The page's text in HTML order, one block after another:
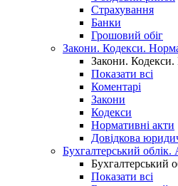
Страхування
Банки
Грошовий обіг
Закони. Кодекси.
Закони. Кодекси.
Показати всі
Коментарі
Закони
Кодекси
Нормативні акти
Довідкова
Бухгалтерський облік.
Бухгалтерський
Показати всі